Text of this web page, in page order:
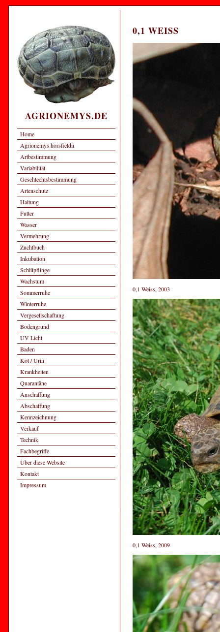
AGRIONEMYS.DE
Home
Agrionemys horsfieldii
Artbestimmung
Variabilität
Geschlechtsbestimmung
Artenschutz
Haltung
Futter
Wasser
Vermehrung
Zuchtbuch
Inkubation
Schlüpflinge
Wachstum
Sommerruhe
Winterruhe
Vergesellschaftung
Bodengrund
UV Licht
Baden
Kot / Urin
Krankheiten
Quarantäne
Anschaffung
Abschaffung
Kennzeichnung
Verkauf
Technik
Fachbegriffe
Über diese Website
Kontakt
Impressum
0,1 WEISS
0,1 Weiss, 2003
0,1 Weiss, 2009